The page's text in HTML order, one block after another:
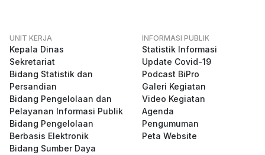
UNIT KERJA
Kepala Dinas
Sekretariat
Bidang Statistik dan
Persandian
Bidang Pengelolaan dan
Pelayanan Informasi Publik
Bidang Pengelolaan
Berbasis Elektronik
Bidang Sumber Daya
INFORMASI PUBLIK
Statistik Informasi
Update Covid-19
Podcast BiPro
Galeri Kegiatan
Video Kegiatan
Agenda
Pengumuman
Peta Website